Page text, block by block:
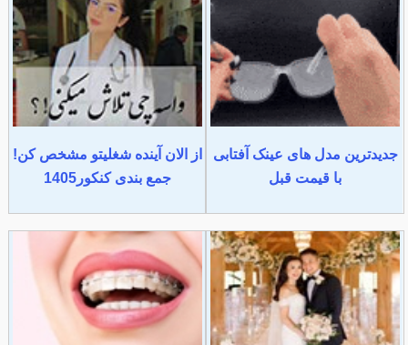
جدیدترین مدل های عینک آفتابی
با قیمت قبل
از الان آینده شغلیتو مشخص کن!
جمع بندی کنکور1405